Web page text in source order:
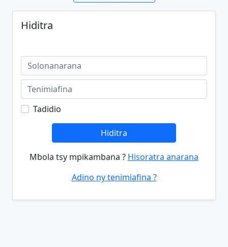
Hiditra
Tadidio
Hiditra
Mbola tsy mpikambana ? Hisoratra anarana
Adino ny tenimiafina ?